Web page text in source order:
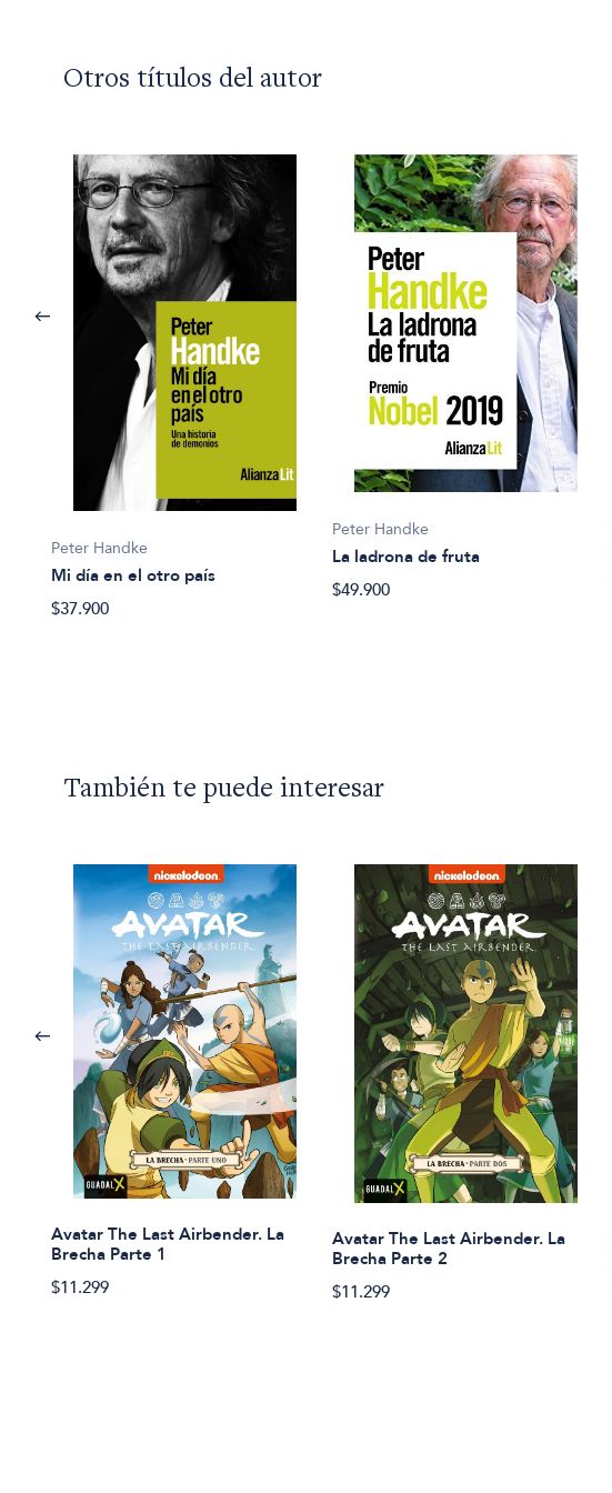
Otros títulos del autor
Peter Handke
Mi día en el otro país
$37.900
Peter Handke
La ladrona de fruta
$49.900
También te puede interesar
Avatar The Last Airbender. La
Brecha Parte 1
$11.299
Avatar The Last Airbender. La
Brecha Parte 2
$11.299